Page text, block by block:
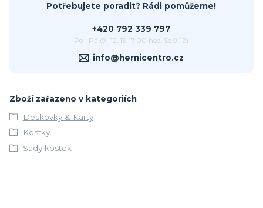
Potřebujete poradit? Rádi pomůžeme!
+420 792 339 797
Po - Pá (9 -12, 13-17:00 hod, So 9-12)
info@hernicentro.cz
Zboží zařazeno v kategoriích
Deskovky & Karty
Kostky
Sady kostek